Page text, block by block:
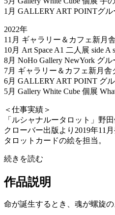
1月 GALLERY ART POINTグル
2022年
11月 ギャラリー＆カフェ新月
10月 Art Space A1 二人展 side A
8月 NoHo Gallery NewYork グル
7月 ギャラリー＆カフェ新月舎
6月 GALLERY ART POINT グ
5月 Gallery White Cube 個展
＜仕事実績＞
「ルシャナルータロット」野
クローバー出版より2019年11
タロットカードの絵を担当。
続きを読む
作品説明
命が誕生するとき、魂が螺旋